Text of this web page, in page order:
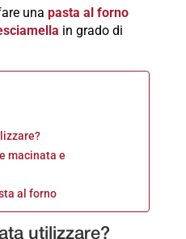
una pasta al forno
in grado di
macinata e
al forno
utilizzare?